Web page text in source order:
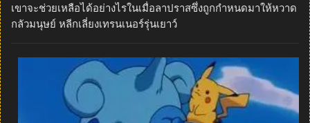
เขาจะช่วยเหลือได้อย่างไรในเมื่อลาปราสซึ่งถูกกำหนดมาให้หวาด
กลัวมนุษย์ หลีกเลี่ยงเทรนเนอร์รุ่นเยาว์